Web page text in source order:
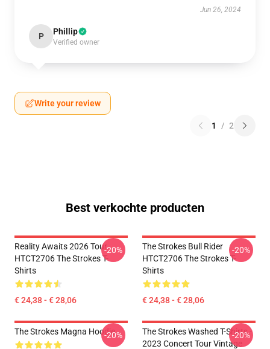
Jun 26, 2024
P Phillip
Verified owner
Write your review
1 / 2
Best verkochte producten
Reality Awaits 2026 Tour
HTCT2706 The Strokes T-
Shirts
€ 24,38 - € 28,06
-20%
The Strokes Bull Rider
HTCT2706 The Strokes T-
Shirts
€ 24,38 - € 28,06
-20%
The Strokes Magna Hoodie
-20%
The Strokes Washed T-Shirts -
2023 Concert Tour Vintage
-20%